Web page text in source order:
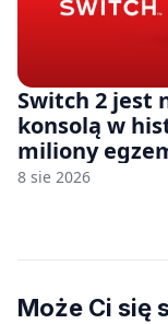
Switch 2 jest
konsolą w
miliony
8 sie 2026
Może Ci się